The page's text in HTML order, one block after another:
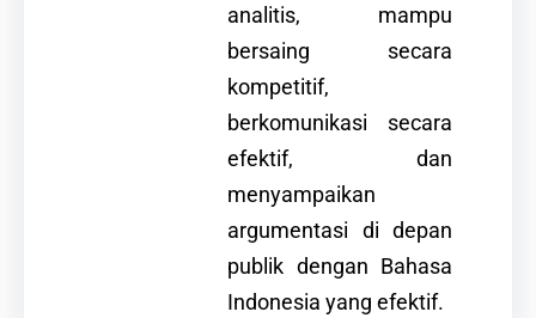
analitis, mampu
bersaing secara
kompetitif,
berkomunikasi secara
efektif, dan
menyampaikan
argumentasi di depan
publik dengan Bahasa
Indonesia yang efektif.